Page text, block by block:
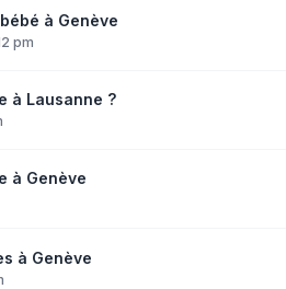
à Genève
pm
à Lausanne ?
à Genève
à Genève